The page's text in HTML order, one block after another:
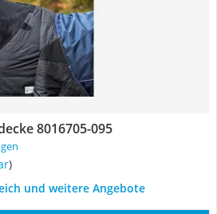
8016705-095
)
und weitere Angebote